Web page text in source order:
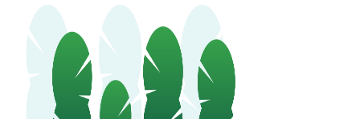
Zoucheng